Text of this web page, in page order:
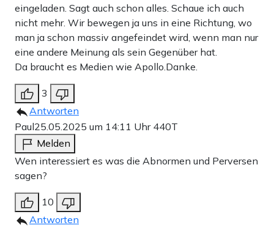
eingeladen. Sagt auch schon alles. Schaue ich auch
nicht mehr. Wir bewegen ja uns in eine Richtung, wo
man ja schon massiv angefeindet wird, wenn man nur
eine andere Meinung als sein Gegenüber hat.
Da braucht es Medien wie Apollo.Danke.
3
Antworten
Paul25.05.2025 um 14:11 Uhr 440T
Melden
Wen interessiert es was die Abnormen und Perversen
sagen?
10
Antworten